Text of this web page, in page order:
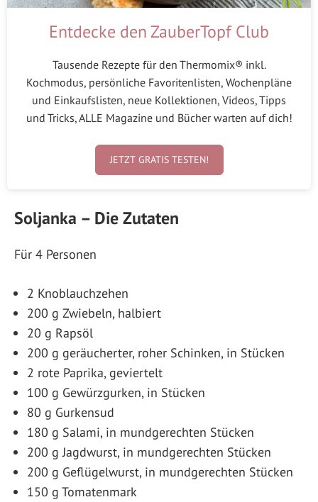
Entdecke den ZauberTopf Club
Tausende Rezepte für den Thermomix® inkl.
Kochmodus, persönliche Favoritenlisten, Wochenpläne
und Einkaufslisten, neue Kollektionen, Videos, Tipps
und Tricks, ALLE Magazine und Bücher warten auf dich!
JETZT GRATIS TESTEN!
Soljanka – Die Zutaten
Für 4 Personen
2 Knoblauchzehen
200 g Zwiebeln, halbiert
20 g Rapsöl
200 g geräucherter, roher Schinken, in Stücken
2 rote Paprika, geviertelt
100 g Gewürzgurken, in Stücken
80 g Gurkensud
180 g Salami, in mundgerechten Stücken
200 g Jagdwurst, in mundgerechten Stücken
200 g Geflügelwurst, in mundgerechten Stücken
150 g Tomatenmark